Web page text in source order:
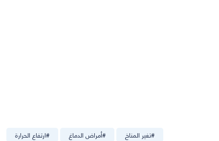
#ارتفاع الحرارة #أمراض الدماغ #تغير المناخ